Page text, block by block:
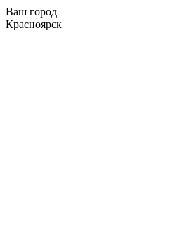
Ваш город
Красноярск